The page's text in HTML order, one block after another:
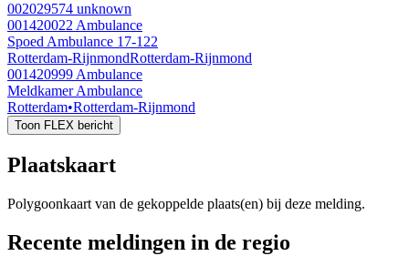
002029574 unknown
001420022 Ambulance
Spoed Ambulance 17-122
Rotterdam-RijnmondRotterdam-Rijnmond
001420999 Ambulance
Meldkamer Ambulance
Rotterdam•Rotterdam-Rijnmond
Toon FLEX bericht
Plaatskaart
Polygoonkaart van de gekoppelde plaats(en) bij deze melding.
Recente meldingen in de regio